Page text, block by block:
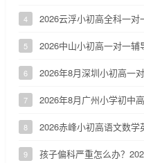
4 2026云浮小初高全科一
5 2026中山小初高一对一
6 2026年8月深圳小初高一
7 2026年8月广州小学初中
8 2026赤峰小初高语文数
9 孩子偏科严重怎么办？